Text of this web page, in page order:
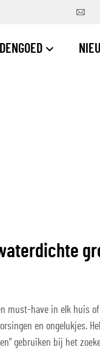
must-have in elk huis
en ongelukjes.
gebruiken bij het